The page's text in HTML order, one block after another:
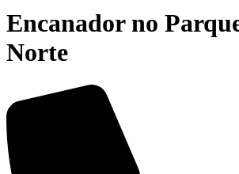
Encanador no
Norte